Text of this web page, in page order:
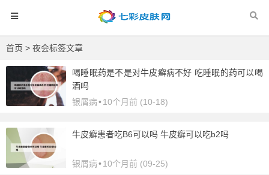
首页 > 夜会标签文章
喝睡眠药是不是对牛皮癣病不好 吃睡眠的药可以喝
酒吗
银屑病•10个月前 (10-18)
牛皮癣患者吃B6可以吗 牛皮癣可以吃b2吗
银屑病•10个月前 (09-25)